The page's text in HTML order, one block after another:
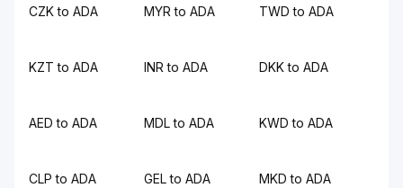
CZK to ADA MYR to ADA TWD to ADA
KZT to ADA INR to ADA DKK to ADA
AED to ADA MDL to ADA KWD to ADA
CLP to ADA GEL to ADA MKD to ADA